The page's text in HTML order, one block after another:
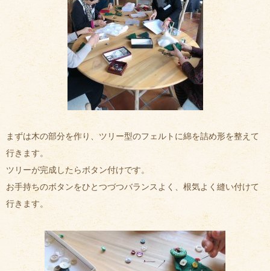
まずは木の部分を作り、ツリー型のフェルトに綿を詰め形を整えて
行きます。
ツリーが完成したらボタン付けです。
お手持ちのボタンをひとつづつバランスよく、根気よく縫い付けて
行きます。